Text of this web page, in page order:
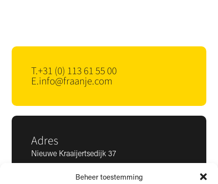
Beheer toestemming
T.+31 (0) 113 61 55 00
E.info@fraanje.com
Adres
Nieuwe Kraaijertsedijk 37
4458 NK ’s-Heer Arendskerke